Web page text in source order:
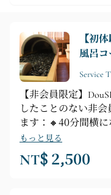
【初
風呂コ
Service
【非会員限定】
したことのない非
ます：🔸40分間横
ります🔸【コースの
リング ► シャワー
ク ► 頭皮マッサージ
もっと見る
NT$ 2,500